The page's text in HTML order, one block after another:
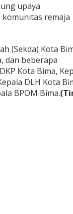
upaya
remaja
(Sekda) Kota
dan beberapa
Kota Bima,
DLH Kota
BPOM Bima.